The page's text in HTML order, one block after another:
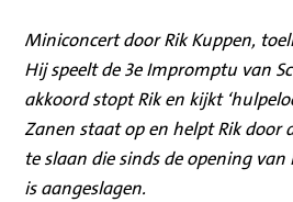
Miniconcert door Rik Kuppen,
Hij speelt de 3e Impromptu van
akkoord stopt Rik en kijkt
Zanen staat op en helpt Rik door
te slaan die sinds de opening
is aangeslagen.